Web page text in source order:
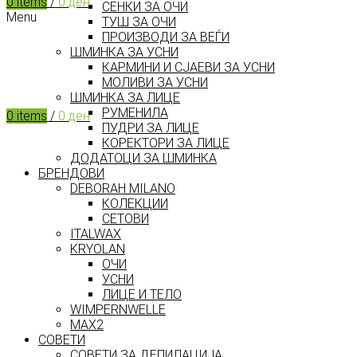
Menu
0 items / 0 ден
СЕНКИ ЗА ОЧИ
ТУШ ЗА ОЧИ
ПРОИЗВОДИ ЗА ВЕЃИ
ШМИНКА ЗА УСНИ
КАРМИНИ И СЈАЕВИ ЗА УСНИ
МОЛИВИ ЗА УСНИ
ШМИНКА ЗА ЛИЦЕ
РУМЕНИЛА
ПУДРИ ЗА ЛИЦЕ
КОРЕКТОРИ ЗА ЛИЦЕ
ДОДАТОЦИ ЗА ШМИНКА
БРЕНДОВИ
DEBORAH MILANO
КОЛЕКЦИИ
СЕТОВИ
ITALWAX
KRYOLAN
ОЧИ
УСНИ
ЛИЦЕ И ТЕЛО
WIMPERNWELLE
MAX2
СОВЕТИ